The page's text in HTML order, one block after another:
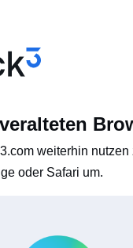
weiterhin
oder Safari um.